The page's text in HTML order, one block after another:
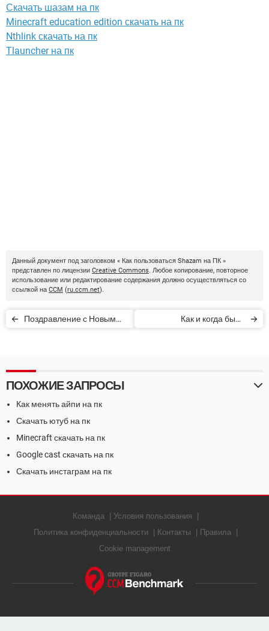
Скачать шазам на пк
Minecraft education edition скачать на пк
Nthlink скачать на пк
Tlauncher на пк
Данный документ под заголовком « Как пользоваться Shazam на ПК »
представлен по лицензии Creative Commons. Любое копирование, повторное
использование или редактирование содержания должно осуществляться со
ссылкой на CCM (ru.ccm.net).
Поздравление с Новым
Как и когда было
ПОХОЖИЕ ЗАПРОСЫ
Как менять айпи на пк
Скачать ютуб на пк
Minecraft скачать на пк
Google cast скачать на пк
Скачать инстаграм на пк
Команда
Условия пользования
Политика конфиденциальности
Контакты
Правила
Cookie management